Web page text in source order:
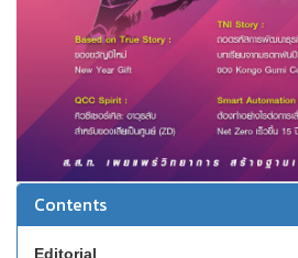
Contents
Editorial